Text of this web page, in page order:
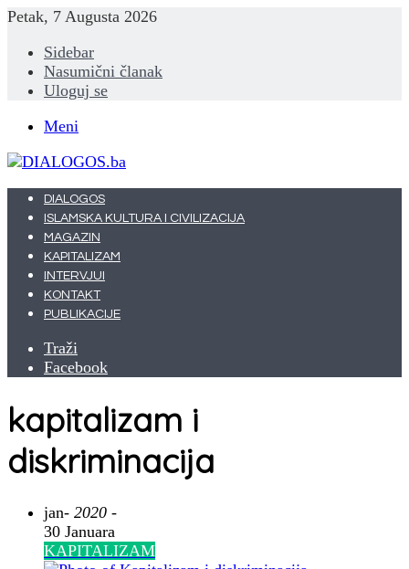
Petak, 7 Augusta 2026
Sidebar
Nasumični članak
Uloguj se
Meni
DIALOGOS
ISLAMSKA KULTURA I CIVILIZACIJA
MAGAZIN
KAPITALIZAM
INTERVJUI
KONTAKT
PUBLIKACIJE
Traži
Facebook
kapitalizam i
diskriminacija
jan- 2020 -
30 Januara
KAPITALIZAM